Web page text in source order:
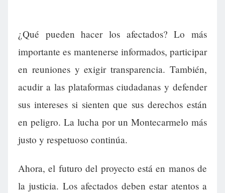
¿Qué pueden hacer los afectados? Lo más
importante es mantenerse informados, participar
en reuniones y exigir transparencia. También,
acudir a las plataformas ciudadanas y defender
sus intereses si sienten que sus derechos están
en peligro. La lucha por un Montecarmelo más
justo y respetuoso continúa.
Ahora, el futuro del proyecto está en manos de
la justicia. Los afectados deben estar atentos a